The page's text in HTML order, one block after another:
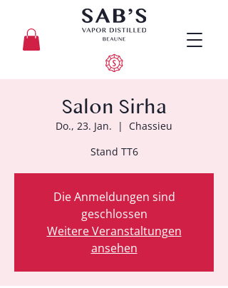
Salon Sirha
Do., 23. Jan.
  |
Chassieu
Stand TT6
Die Anmeldungen sind
geschlossen
Weitere Veranstaltungen
ansehen